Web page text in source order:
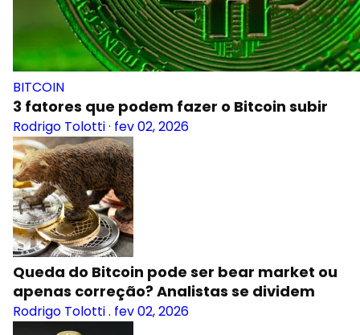
BITCOIN
3 fatores que podem fazer o Bitcoin subir
Rodrigo Tolotti· fev 02, 2026
Queda do Bitcoin pode ser bear market ou
apenas correção? Analistas se dividem
Rodrigo Tolotti. fev 02, 2026